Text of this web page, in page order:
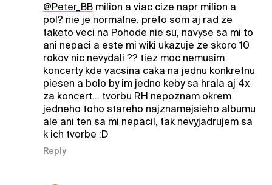
@Peter_BBmilion a viac cize napr milion a
pol? nie je normalne. preto som aj rad ze
taketo veci na Pohode nie su, navyse sa mi to
ani nepaci a este mi wiki ukazuje ze skoro 10
rokov nic nevydali ?? tiez moc nemusim
koncerty kde vacsina caka na jednu konkretnu
piesen a bolo by im jedno keby sa hrala aj 4x
za koncert... tvorbu RH nepoznam okrem
jedneho toho stareho najznamejsieho albumu
ale ani ten sa mi nepacil, tak nevyjadrujem sa
k ich tvorbe :D
Reply